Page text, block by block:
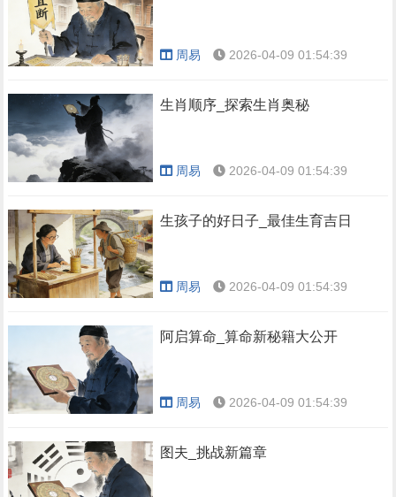
周易 2026-04-09 01:54:39
生肖顺序_探索生肖奥秘
周易 2026-04-09 01:54:39
生孩子的好日子_最佳生育吉日
周易 2026-04-09 01:54:39
阿启算命_算命新秘籍大公开
周易 2026-04-09 01:54:39
图夫_挑战新篇章